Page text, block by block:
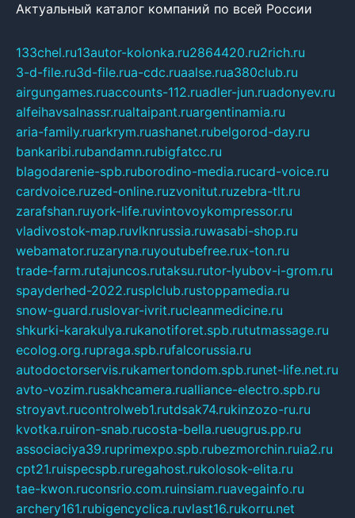
Актуальный каталог компаний по всей России
133chel.ru13autor-kolonka.ru2864420.ru2rich.ru
3-d-file.ru3d-file.rua-cdc.ruaalse.rua380club.ru
airgungames.ruaccounts-112.ruadler-jun.ruadonyev.ru
alfeihavsalnassr.rualtaipant.ruargentinamia.ru
aria-family.ruarkrym.ruashanet.rubelgorod-day.ru
bankaribi.rubandamn.rubigfatcc.ru
blagodarenie-spb.ruborodino-media.rucard-voice.ru
cardvoice.ruzed-online.ruzvonitut.ruzebra-tlt.ru
zarafshan.ruyork-life.ruvintovoykompressor.ru
vladivostok-map.ruvlknrussia.ruwasabi-shop.ru
webamator.ruzaryna.ruyoutubefree.rux-ton.ru
trade-farm.rutajuncos.rutaksu.rutor-lyubov-i-grom.ru
spayderhed-2022.rusplclub.rustoppamedia.ru
snow-guard.ruslovar-ivrit.rucleanmedicine.ru
shkurki-karakulya.rukanotiforet.spb.rututmassage.ru
ecolog.org.rupraga.spb.rufalcorussia.ru
autodoctorservis.rukamertondom.spb.runet-life.net.ru
avto-vozim.rusakhcamera.rualliance-electro.spb.ru
stroyavt.rucontrolweb1.rutdsak74.rukinzozo-ru.ru
kvotka.ruiron-snab.rucosta-bella.rueugrus.pp.ru
associaciya39.ruprimexpo.spb.rubezmorchin.ruia2.ru
cpt21.ruispecspb.ruregahost.rukolosok-elita.ru
tae-kwon.ruconsrio.com.ruinsiam.ruavegainfo.ru
archery161.rubigencyclica.ruvlast16.rukorru.net